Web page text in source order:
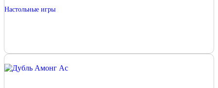
Настольные игры